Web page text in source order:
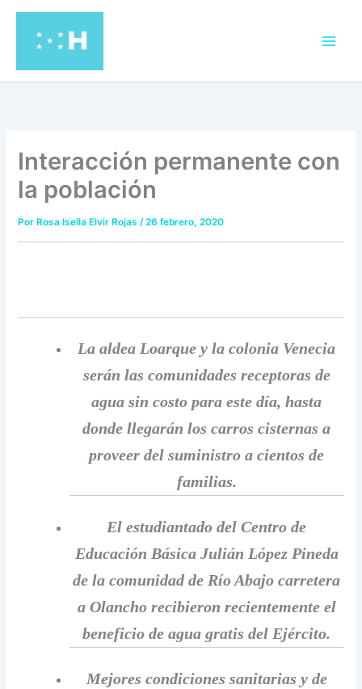
contenido
Interacción permanente con
la población
Por Rosa Isella Elvir Rojas/26 febrero, 2020
La aldea Loarque y la colonia Venecia
serán las comunidades receptoras de
agua sin costo para este día, hasta
donde llegarán los carros cisternas a
proveer del suministro a cientos de
familias.
El estudiantado del Centro de
Educación Básica Julián López Pineda
de la comunidad de Río Abajo carretera
a Olancho recibieron recientemente el
beneficio de agua gratis del Ejército.
Mejores condiciones sanitarias y de